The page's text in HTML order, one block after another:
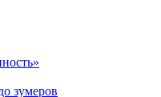
зумеров